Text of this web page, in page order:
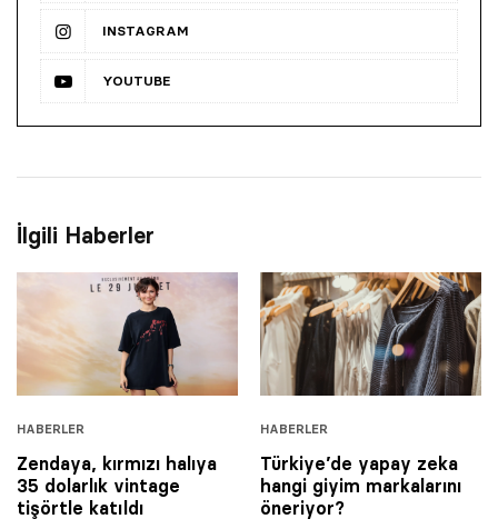
INSTAGRAM
YOUTUBE
İlgili Haberler
HABERLER
Zendaya, kırmızı halıya
35 dolarlık vintage
tişörtle katıldı
HABERLER
Türkiye’de yapay zeka
hangi giyim markalarını
öneriyor?